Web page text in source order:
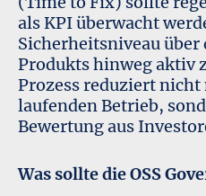
als KPI überwacht
Sicherheitsniveau über
Produkts hinweg aktiv
Prozess reduziert
laufenden Betrieb,
Bewertung aus
Was sollte die OSS